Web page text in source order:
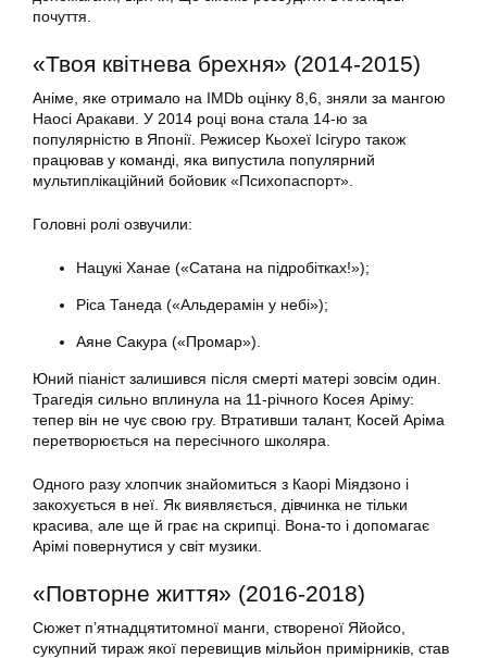
почуття.
«Твоя квітнева брехня» (2014-2015)
Аніме, яке отримало на IMDb оцінку 8,6, зняли за мангою
Наосі Аракави. У 2014 році вона стала 14-ю за
популярністю в Японії. Режисер Кьохеї Ісігуро також
працював у команді, яка випустила популярний
мультиплікаційний бойовик «Психопаспорт».
Головні ролі озвучили:
Нацукі Ханае («Сатана на підробітках!»);
Ріса Танеда («Альдерамін у небі»);
Аяне Сакура («Промар»).
Юний піаніст залишився після смерті матері зовсім один.
Трагедія сильно вплинула на 11-річного Косея Аріму:
тепер він не чує свою гру. Втративши талант, Косей Аріма
перетворюється на пересічного школяра.
Одного разу хлопчик знайомиться з Каорі Міядзоно і
закохується в неї. Як виявляється, дівчинка не тільки
красива, але ще й грає на скрипці. Вона-то і допомагає
Арімі повернутися у світ музики.
«Повторне життя» (2016-2018)
Сюжет п’ятнадцятитомної манги, створеної Яйойсо,
сукупний тираж якої перевищив мільйон примірників, став